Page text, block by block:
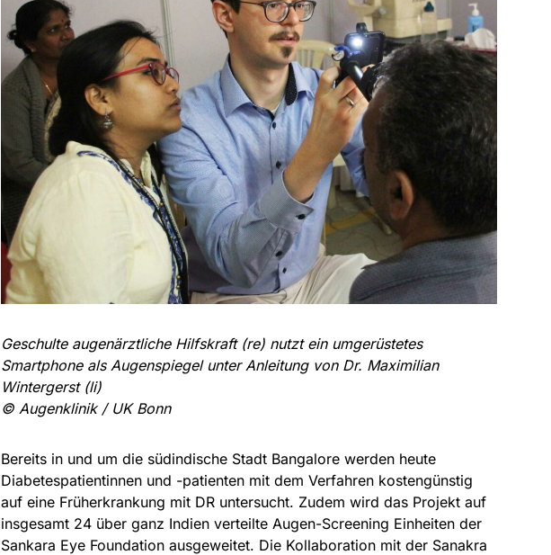
Geschulte augenärztliche Hilfskraft (re) nutzt ein umgerüstetes
Smartphone als Augenspiegel unter Anleitung von Dr. Maximilian
Wintergerst (li)
© Augenklinik / UK Bonn
Bereits in und um die südindische Stadt Bangalore werden heute
Diabetespatientinnen und -patienten mit dem Verfahren kostengünstig
auf eine Früherkrankung mit DR untersucht. Zudem wird das Projekt auf
insgesamt 24 über ganz Indien verteilte Augen-Screening Einheiten der
Sankara Eye Foundation ausgeweitet. Die Kollaboration mit der Sanakra